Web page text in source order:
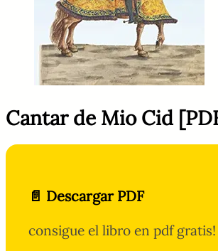
Cantar de Mio Cid
📄 Descargar PDF
consigue el libro en pdf gratis!